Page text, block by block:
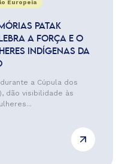
Europeia
PATAK
A FORÇA E O
INDÍGENAS DA
a Cúpula dos
dão visibilidade às